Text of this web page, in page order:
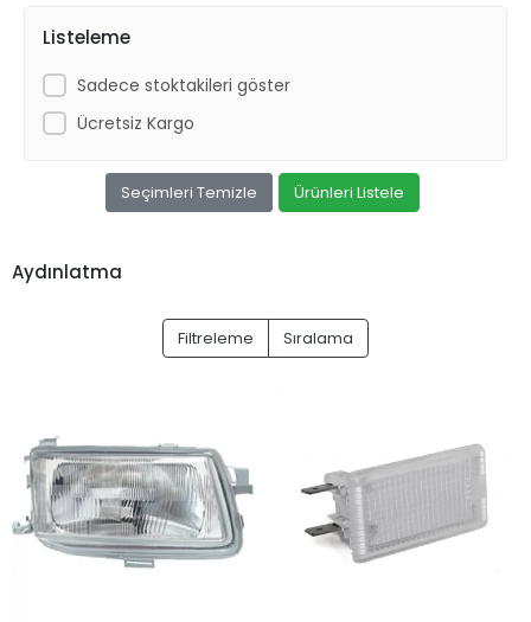
Listeleme
Sadece stoktakileri göster
Ücretsiz Kargo
Seçimleri Temizle Ürünleri Listele
Aydınlatma
Filtreleme Sıralama